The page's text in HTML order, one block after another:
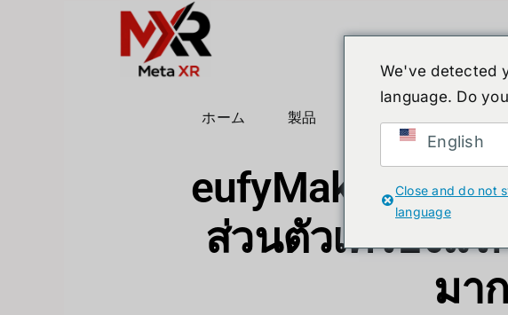
ホーム 製品
eufyMake UV
ส่วนตัวเครื่องแ
มา
We've detected
language. Do
English
Close and do not
language